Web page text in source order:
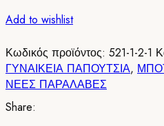
ποσότητα
Add to wishlist
Κωδικός προϊόντος: 521-1-2-1
ΓΥΝΑΙΚΕΙΑ ΠΑΠΟΥΤΣΙΑ,
ΝΕΕΣ ΠΑΡΑΛΑΒΕΣ
Share: